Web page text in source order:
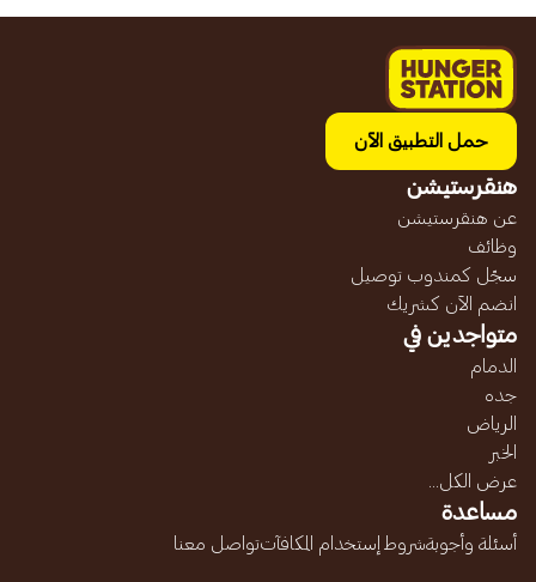
حمل التطبيق الآن
هنقرستيشن
عن هنقرستيشن
وظائف
سجّل كمندوب توصيل
انضم الآن كشريك
متواجدين في
الدمام
جده
الرياض
الخبر
عرض الكل...
مساعدة
أسئلة وأجوبةشروط إستخدام المكافآتتواصل معنا